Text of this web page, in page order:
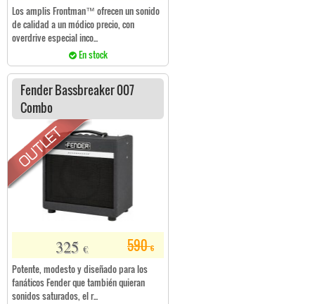
Los amplis Frontman™ ofrecen un sonido
de calidad a un módico precio, con
overdrive especial inco...
En stock
Fender Bassbreaker 007
Combo
590€
325 €
Potente, modesto y diseñado para los
fanáticos Fender que también quieran
sonidos saturados, el r...